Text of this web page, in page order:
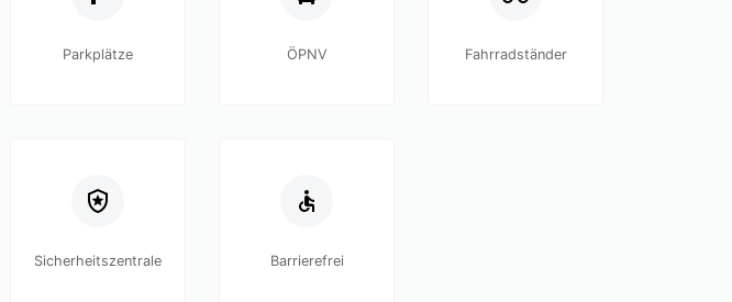
Parkplätze ÖPNV Fahrradständer
Sicherheitszentrale Barrierefrei